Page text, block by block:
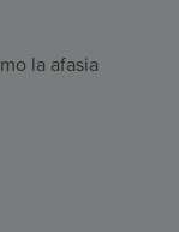
la afasia